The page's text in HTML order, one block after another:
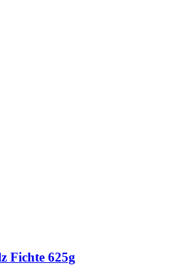
Fichte 625g